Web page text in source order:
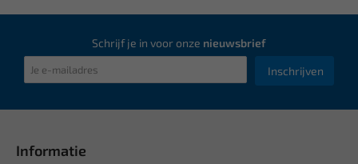
Schrijf je in voor onze nieuwsbrief
Inschrijven
Informatie